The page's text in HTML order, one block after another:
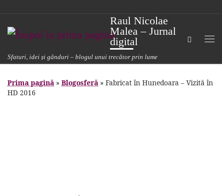
Raul Nicolae
Malea – Jurnal
digital
Sfaturi, idei și gânduri – blogul unui trecător prin lume
Search
Prima pagină » Blogosferă » Fabricat în Hunedoara – Vizită în
HD 2016